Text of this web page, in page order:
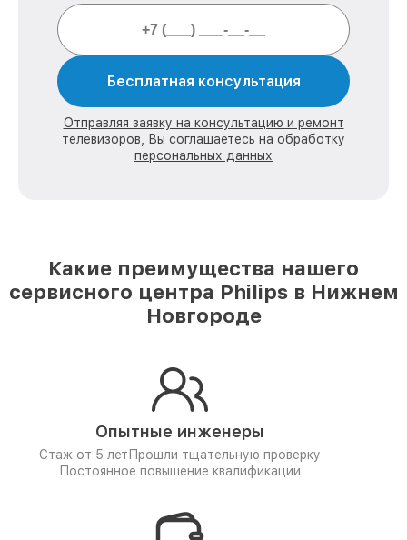
Бесплатная консультация
Отправляя заявку на консультацию и ремонт
телевизоров, Вы соглашаетесь на обработку
персональных данных
Какие преимущества нашего
сервисного центра Philips в Нижнем
Новгороде
Опытные инженеры
Стаж от 5 лет Прошли тщательную проверку
Постоянное повышение квалификации